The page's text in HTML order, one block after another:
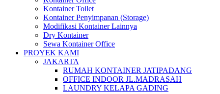
Kontainer Toilet
Kontainer Penyimpanan (Storage)
Modifikasi Kontainer Lainnya
Dry Kontainer
Sewa Kontainer Office
PROYEK KAMI
JAKARTA
RUMAH KONTAINER JATIPADANG
OFFICE INDOOR JL.MADRASAH
LAUNDRY KELAPA GADING